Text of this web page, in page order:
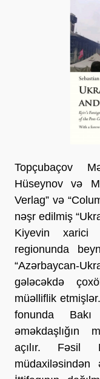
Topçubaçov
Hüseynov və
Verlag” və
nəşr edilmiş
Kiyevin xarici
regionunda
“Azərbaycan-
gələcəkdə
müəlliflik
fonunda
əməkdaşlığın
açılır. Fəsil